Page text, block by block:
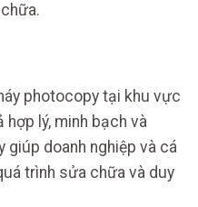
photocopy tại khu vực
lý, minh bạch và
giúp doanh nghiệp và cá
trình sửa chữa và duy